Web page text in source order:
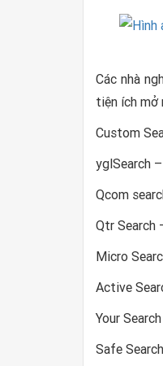
Các nhà
tiện ích mở
Custom
yglSearch
Qcom
Qtr Search
Micro
Active
Your
Safe